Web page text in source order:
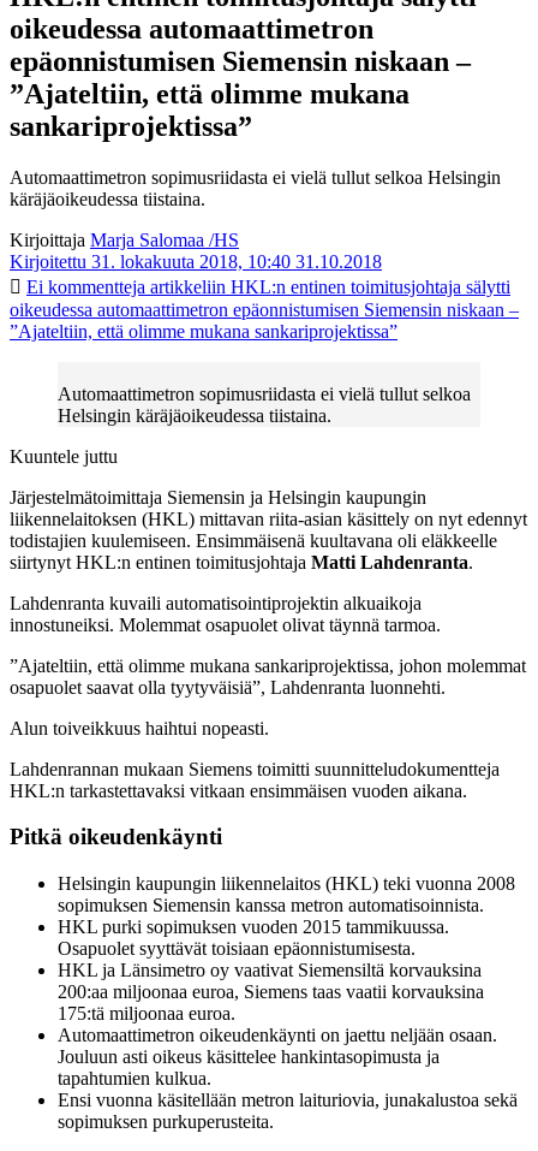
oikeudessa automaatti­metron
epäonnistumisen Siemensin niskaan –
”Ajateltiin, että olimme mukana
sankariprojektissa”
Automaattimetron sopimusriidasta ei vielä tullut selkoa Helsingin
käräjäoikeudessa tiistaina.
Kirjoittaja Marja Salomaa /HS
Kirjoitettu 31. lokakuuta 2018, 10:40 31.10.2018
Ei kommentteja artikkeliin HKL:n entinen toimitusjohtaja sälytti
oikeudessa automaatti­metron epäonnistumisen Siemensin niskaan –
”Ajateltiin, että olimme mukana sankariprojektissa”
Automaattimetron sopimusriidasta ei vielä tullut selkoa
Helsingin käräjäoikeudessa tiistaina.
Kuuntele juttu
Järjestelmätoimittaja Siemensin ja Helsingin kaupungin
liikennelaitoksen (HKL) mittavan riita-asian käsittely on nyt edennyt
todistajien kuulemiseen. Ensimmäisenä kuultavana oli eläkkeelle
siirtynyt HKL:n entinen toimitusjohtaja Matti Lahdenranta.
Lahdenranta kuvaili automatisointiprojektin alkuaikoja
innostuneiksi. Molemmat osapuolet olivat täynnä tarmoa.
”Ajateltiin, että olimme mukana sankariprojektissa, johon molemmat
osapuolet saavat olla tyytyväisiä”, Lahdenranta luonnehti.
Alun toiveikkuus haihtui nopeasti.
Lahdenrannan mukaan Siemens toimitti suunnitteludokumentteja
HKL:n tarkastettavaksi vitkaan ensimmäisen vuoden aikana.
Pitkä oikeudenkäynti
Helsingin kaupungin liikennelaitos (HKL) teki vuonna 2008
sopimuksen Siemensin kanssa metron automatisoinnista.
HKL purki sopimuksen vuoden 2015 tammikuussa.
Osapuolet syyttävät toisiaan epäonnistumisesta.
HKL ja Länsimetro oy vaativat Siemensiltä korvauksina
200:aa miljoonaa euroa, Siemens taas vaatii korvauksina
175:tä miljoonaa euroa.
Automaattimetron oikeudenkäynti on jaettu neljään osaan.
Jouluun asti oikeus käsittelee hankintasopimusta ja
tapahtumien kulkua.
Ensi vuonna käsitellään metron laituriovia, junakalustoa sekä
sopimuksen purkuperusteita.